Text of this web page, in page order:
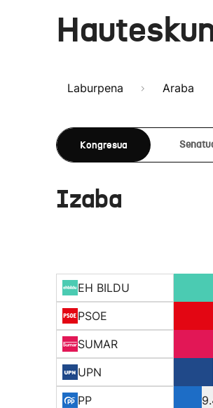
Laburpena Araba
Kongresua
Izaba
EH BILDU
PSOE
SUMAR
UPN
PP